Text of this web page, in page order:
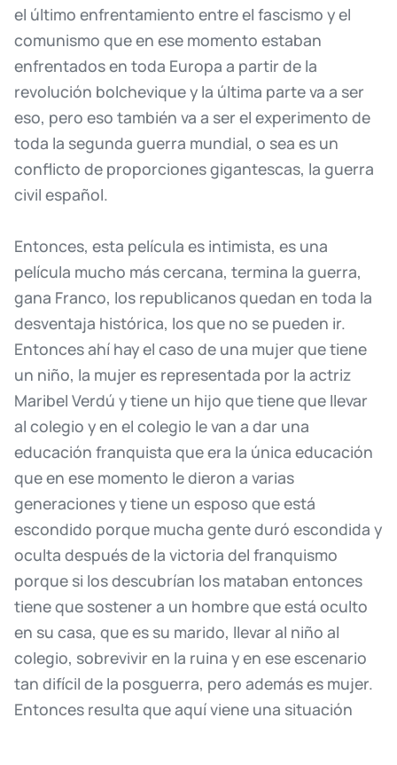
el último enfrentamiento entreel fascismo yel
comunismo queen ese momento estaban
enfrentadosen toda Europa a partir de la
revolución bolcheviquey la última parteva a ser
eso, pero eso también va a ser el experimento de
toda la segunda guerra mundial, o sea es un
conflicto de proporcionesgigantescas, la guerra
civil español.
Entonces, esta película es intimista, es una
película mucho máscercana, termina la guerra,
gana Franco, los republicanosquedan en toda la
desventaja histórica, losque no se pueden ir.
Entoncesahí hayel caso de una mujer quetiene
un niño, la mujer es representada por la actriz
Maribel Verdú ytiene un hijo quetieneque llevar
al colegio yen el colegio levan a dar una
educación franquista queera la única educación
queen ese momento ledieron a varias
generacionesytiene un esposo queestá
escondido porque mucha genteduró escondida y
oculta despuésde la victoria del franquismo
porque si losdescubrían los mataban entonces
tieneque sostener a un hombrequeestá oculto
en su casa, quees su marido, llevar al niño al
colegio, sobrevivir en la ruina yen eseescenario
tan difícil de la posguerra, pero ademáses mujer.
Entonces resulta queaquíviene una situación